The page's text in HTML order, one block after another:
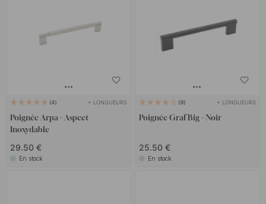
4 + LONGUEURS
Poignée Arpa - Aspect
Inoxydable
29.50 €
En stock
9 + LONGUEURS
Poignée Graf Big - Noir
25.50 €
En stock